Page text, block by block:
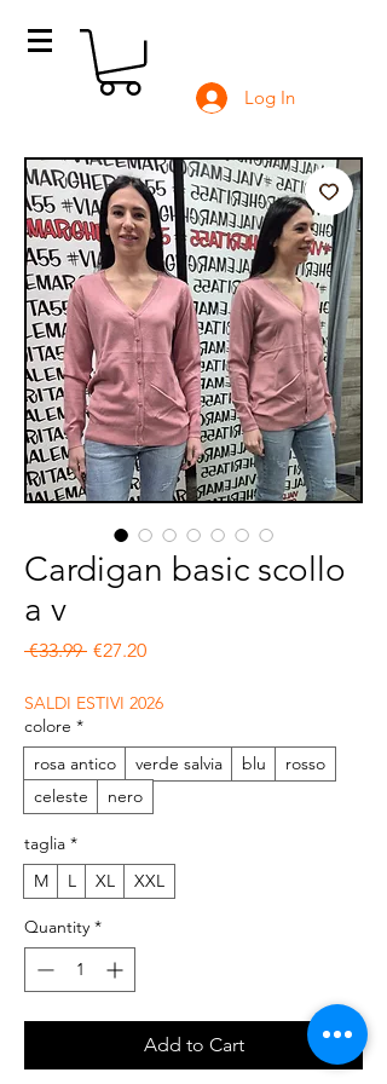
Log In
Cardigan basic scollo
a v
€33.99 Regular Price
€27.20Sale Price
SALDI ESTIVI 2026
colore *
rosa antico
verde salvia blu
rosso
celeste
nero
taglia *
M
L XL XXL
Quantity *
Add to Cart